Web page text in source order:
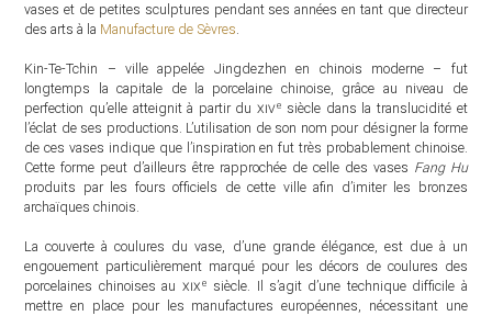
vases et de petites sculptures pendant ses années en tant que directeur
des arts à la Manufacture de Sèvres.
Kin-Te-Tchin – ville appelée Jingdezhen en chinois moderne – fut
longtemps la capitale de la porcelaine chinoise, grâce au niveau de
perfection qu’elle atteignit à partir du xive siècle dans la translucidité et
l’éclat de ses productions. L’utilisation de son nom pour désigner la forme
de ces vases indique que l’inspiration en fut très probablement chinoise.
Cette forme peut d’ailleurs être rapprochée de celle des vases Fang Hu
produits par les fours officiels de cette ville afin d’imiter les bronzes
archaïques chinois.
La couverte à coulures du vase, d’une grande élégance, est due à un
engouement particulièrement marqué pour les décors de coulures des
porcelaines chinoises au xixe siècle. Il s’agit d’une technique difficile à
mettre en place pour les manufactures européennes, nécessitant une